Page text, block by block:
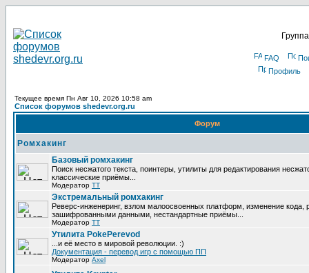
FAQ
Профиль
Текущее время Пн Авг 10, 2026 10:58 am
Список форумов shedevr.org.ru
Форум
Ромхакинг
Базовый ромхакинг
Поиск несжатого текста, поинтеры, утилиты для редактирования
классические приёмы...
Модератор TT
Экстремальный ромхакинг
Реверс-инженеринг, взлом малоосвоенных платформ, изменение кода,
зашифрованными данными, нестандартные приёмы...
Модератор TT
Утилита PokePerevod
...и её место в мировой революции. :)
Документация - перевод игр с помощью ПП
Модератор Axel